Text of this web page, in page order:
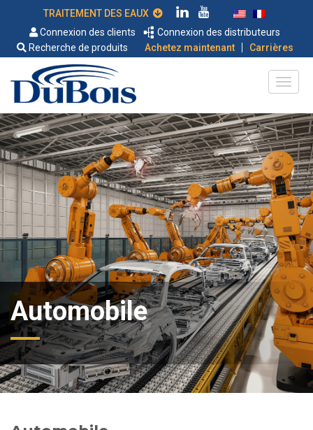
Connexion des clients
Connexion des distributeurs
Recherche de produits
Achetez maintenant | Carrières
Automobile